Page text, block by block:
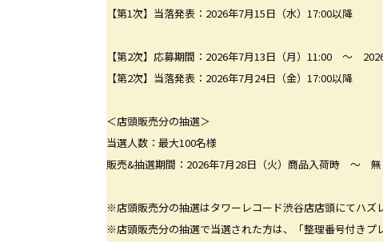
【第1次】当落発表：2026年7月15日（水）17:00以降
【第2次】応募期間：2026年7月13日（月）11:00 ～
【第2次】当落発表：2026年7月24日（金）17:00以降
＜店頭販売分の抽選＞
当選人数：最大100名様
販売&抽選期間：2026年7月28日（火）商品入荷時 ～ 無
※店頭販売分の抽選はタワーレコード渋谷店店頭にてハズ
※店頭販売分の抽選で当選された方は、「整理番号付きプ